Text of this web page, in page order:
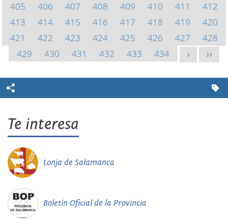
405
406 407 408 409 410 411
412
413
414 415 416 417 418 419
420
421
422 423 424 425 426 427
428
429
430 431 432 433 434 > >>
Te interesa
Lonja de Salamanca
Boletín Oficial de la Provincia